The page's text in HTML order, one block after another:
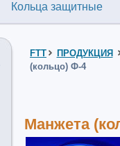
Кольца защитные
FTT
ПРОДУКЦИЯ
(кольцо) Ф-4
Манжета